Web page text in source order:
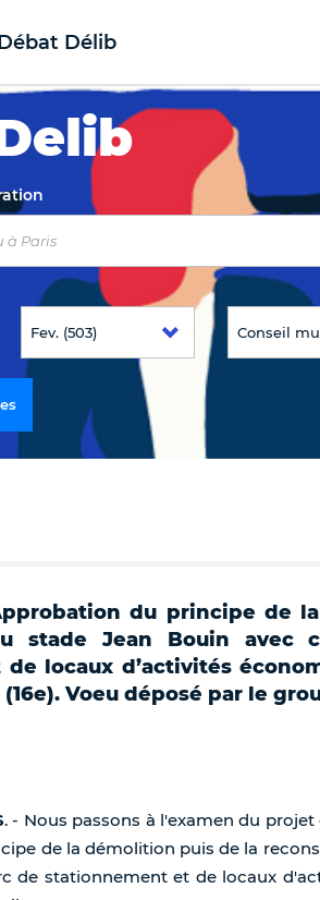
Délib
du principe de
stade Jean Bouin avec
locaux d’activités
Voeu déposé par le
. - Nous passons à l'examen du
de la démolition puis de la
de stationnement et de locaux